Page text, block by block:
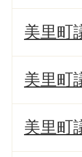
美里町
美里町
美里町